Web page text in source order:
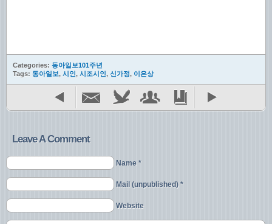
Categories: 동아일보101주년
Tags: 동아일보, 시인, 시조시인, 신가정, 이은상
Leave A Comment
Name *
Mail (unpublished) *
Website